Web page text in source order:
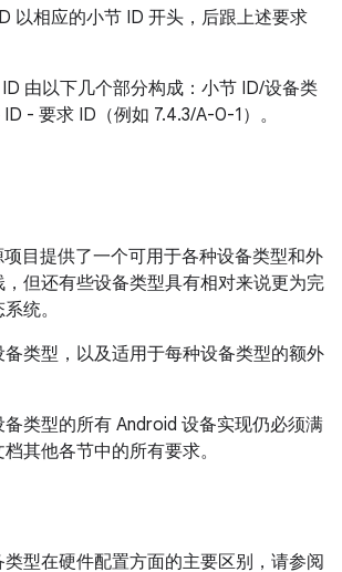
以相应的小节 ID 开头，后跟上述要求
由以下几个部分构成：小节 ID/设备类
- 要求 ID（例如 7.4.3/A-0-1）。
目提供了一个可用于各种设备类型和外
但还有些设备类型具有相对来说更为完
统。
类型，以及适用于每种设备类型的额外
类型的所有 Android 设备实现仍必须满
其他各节中的所有要求。
型在硬件配置方面的主要区别，请参阅